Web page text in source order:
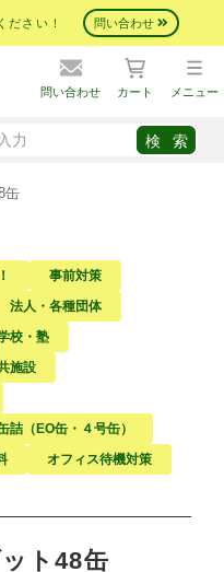
ださい！ 問い合わせ
問い合わせ カート メニュー
缶
事前対策
法人・各種団体
校・塾
施設
詰（EO缶・４号缶）
オフィス待機対策
ト48缶